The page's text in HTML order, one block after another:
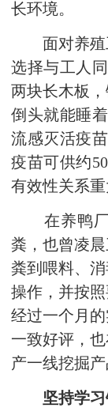
长环境。
面对养殖
选择与工人
两块长木板
倒头就能睡
流感灭活疫
疫苗可供约
有效性关系重
在养鸭厂
粪，也曾凌
粪到喂料、
操作，并按
经过一个月
一致好评，
产一线挖掘产
坚持学习